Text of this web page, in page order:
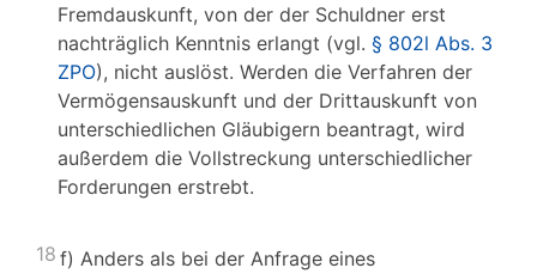
Fremdauskunft, von der der Schuldner erst
nachträglich Kenntnis erlangt (vgl. § 802l Abs. 3
ZPO), nicht auslöst. Werden die Verfahren der
Vermögensauskunft und der Drittauskunft von
unterschiedlichen Gläubigern beantragt, wird
außerdem die Vollstreckung unterschiedlicher
Forderungen erstrebt.
18 f) Anders als bei der Anfrage eines